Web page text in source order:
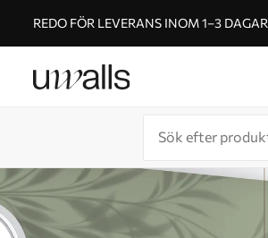
REDO FÖR LEVERANS INOM 1–3 DAGAR